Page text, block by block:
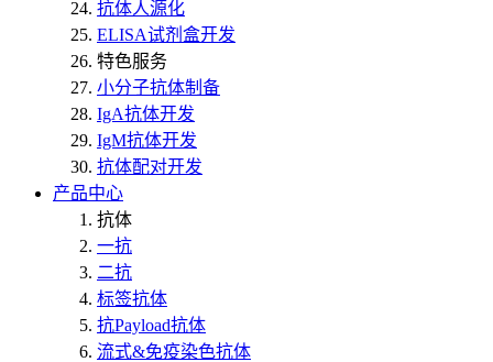
抗体人源化
ELISA试剂盒开发
特色服务
小分子抗体制备
IgA抗体开发
IgM抗体开发
抗体配对开发
产品中心
抗体
一抗
二抗
标签抗体
抗Payload抗体
流式&免疫染色抗体